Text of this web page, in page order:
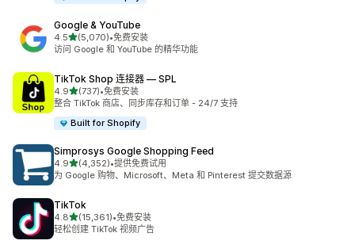
Google & YouTube
4.5星（满分 5 星）
(5,070)
总共 5070 条评论
•免费安装
访问 Google 和 YouTube 的精华功能
TikTok Shop 连接器 — SPL
4.9星（满分 5 星）
(737)
总共 737 条评论
•免费安装
整合 TikTok 商店、同步库存和订单 - 24/7 支持
Built for Shopify
Simprosys Google Shopping Feed
4.9星（满分 5 星）
(4,352)
总共 4352 条评论
•提供免费试用
为 Google 购物、Microsoft、Meta 和 Pinterest 提交数据源
TikTok
4.8星（满分 5 星）
(15,361)
总共 15361 条评论
•免费安装
轻松创建 TikTok 视频广告